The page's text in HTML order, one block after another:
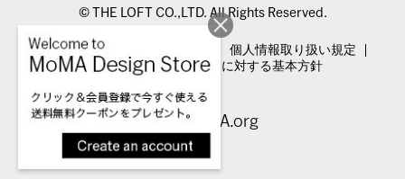
© THE LOFT CO.,LTD. All Rights Reserved.
特定商取引法表示
個人情報取り扱い規定
カスタマーハラスメントに対する基本方針
Visit MoMA.org